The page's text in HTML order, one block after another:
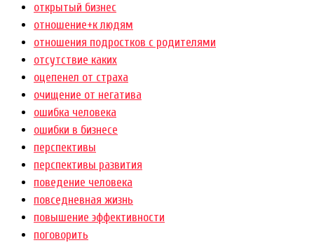
открытый бизнес
отношение+к людям
отношения подростков с родителями
отсутствие каких
оцепенел от страха
очищение от негатива
ошибка человека
ошибки в бизнесе
перспективы
перспективы развития
поведение человека
повседневная жизнь
повышение эффективности
поговорить